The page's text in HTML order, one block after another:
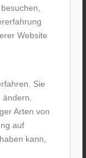
Website
Sie
Arten von
auf
kann,